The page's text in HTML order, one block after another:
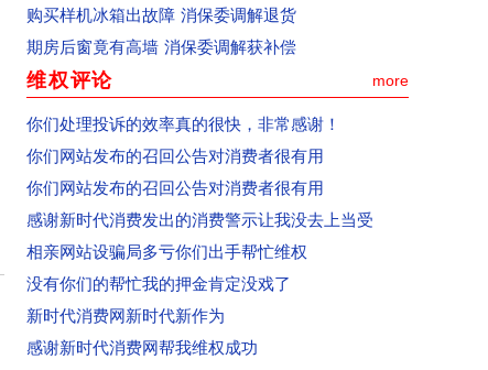
已受理：业主投诉汝州金域华府小区
已收到：唐河业主投诉春天阳光嘉园
已收到：河南汝州市业主投诉金域华府
回复：河南鲁山县消费者投诉鲁山大鹏盛世华城已
回复：河南驻马店消费者投诉驻马店市红星国际广
回复：许昌刘先生投诉中国联合网络通信有限公司
回复：河南信阳消费者投诉中国移动河南公司已受
回复：河南新蔡县消费者投诉新蔡县西湖别院已受
已收到：河南邓州市业主投诉邓州市新华生活广场
已受理：河南濮阳市清丰县群众投诉清丰县玉都贵
已受理：河南新乡市辉县群众投诉辉县市龙鼎生活
购买样机冰箱出故障 消保委调解退货
期房后窗竟有高墙 消保委调解获补偿
维权评论 more
你们处理投诉的效率真的很快，非常感谢！
你们网站发布的召回公告对消费者很有用
你们网站发布的召回公告对消费者很有用
感谢新时代消费发出的消费警示让我没去上当受
相亲网站设骗局多亏你们出手帮忙维权
没有你们的帮忙我的押金肯定没戏了
新时代消费网新时代新作为
感谢新时代消费网帮我维权成功